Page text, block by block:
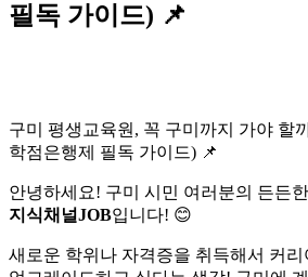
필독 가이드) 📌
구미 평생교육원, 꼭 구미까지 가야 할
학점은행제 필독 가이드) 📌
안녕하세요! 구미 시민 여러분의 든든한
지식채널JOB입니다! 😊
새로운 학위나 자격증을 취득해서 커리